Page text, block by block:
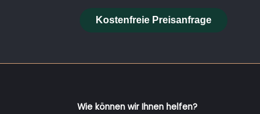
Kostenfreie Preisanfrage
Wie können wir Ihnen helfen?